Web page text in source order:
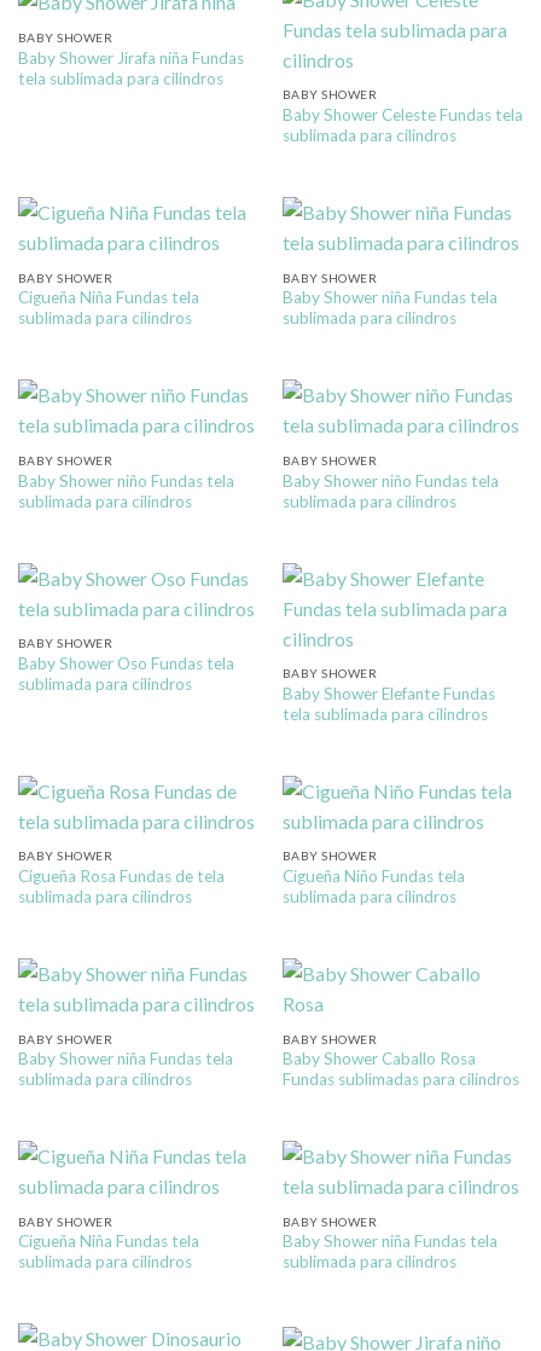
BABY SHOWER
Baby Shower Jirafa niña Fundas
tela sublimada para cilindros
BABY SHOWER
Baby Shower Celeste Fundas tela
sublimada para cilindros
BABY SHOWER
Cigueña Niña Fundas tela
sublimada para cilindros
BABY SHOWER
Baby Shower niña Fundas tela
sublimada para cilindros
BABY SHOWER
Baby Shower niño Fundas tela
sublimada para cilindros
BABY SHOWER
Baby Shower niño Fundas tela
sublimada para cilindros
BABY SHOWER
Baby Shower Oso Fundas tela
sublimada para cilindros
BABY SHOWER
Baby Shower Elefante Fundas
tela sublimada para cilindros
BABY SHOWER
Cigueña Rosa Fundas de tela
sublimada para cilindros
BABY SHOWER
Cigueña Niño Fundas tela
sublimada para cilindros
BABY SHOWER
Baby Shower niña Fundas tela
sublimada para cilindros
BABY SHOWER
Baby Shower Caballo Rosa
Fundas sublimadas para cilindros
BABY SHOWER
Cigueña Niña Fundas tela
sublimada para cilindros
BABY SHOWER
Baby Shower niña Fundas tela
sublimada para cilindros